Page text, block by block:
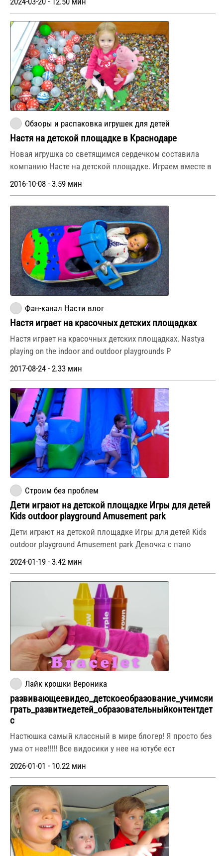
Обзоры и распаковка игрушек для детей
Настя на детской площадке в Краснодаре
Новая игрушка со светящимся сердечком составила
компанию Насте на детской площадке. Играем вместе в
2016-10-08 - 3.59 мин
Фан-канал Насти влог
Настя играет на красочных детских площадках
Настя играет на красочных детских площадках. Nastya
playing on the indoor and outdoor playgrounds P
2017-08-24 - 2.33 мин
Строим без проблем
Дети играют на детской площадке Игры для детей
Kids outdoor playground Amusement park
Дети играют на детской площадке Игры для детей Kids
outdoor playground Amusement park Девочка с папо
2024-01-19 - 3.42 мин
Лайк крошки Вероника
развивающеевидео_детскоеобразование_учимсяи
грать_развитиедетей_образовательныйконтентдет
с
Настюшка самый классный в мире блогер! Я просто без
ума от нее!!!!! Все видосики у нее на ютубе ест
2026-01-01 - 10.22 мин